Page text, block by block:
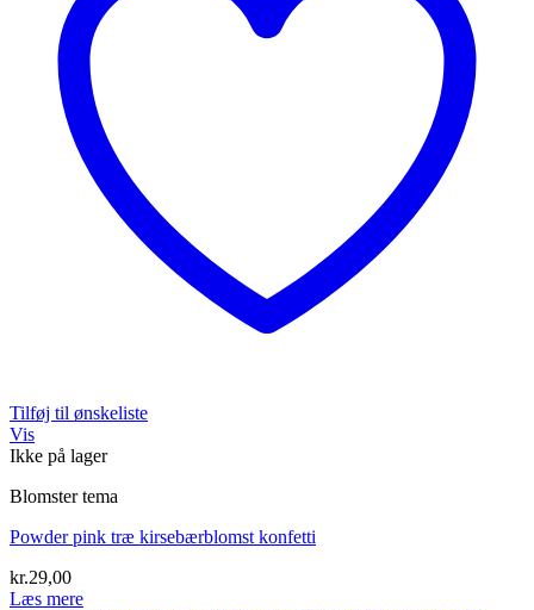
Tilføj til ønskeliste
Vis
Ikke på lager
Blomster tema
Powder pink træ kirsebærblomst konfetti
kr.29,00
Læs mere